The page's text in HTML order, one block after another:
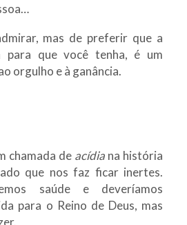
mas de preferir que a
para que você tenha, é um
orgulho e à ganância.
chamada de acídia na história
que nos faz ficar inertes.
saúde e deveríamos
para o Reino de Deus, mas